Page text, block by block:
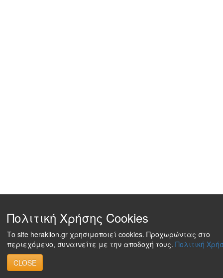
Πολιτική Χρήσης Cookies
Το site heraklion.gr χρησιμοποιεί cookies. Προχωρώντας στο
περιεχόμενο, συναινείτε με την αποδοχή τους. Πολιτική
CLOSE